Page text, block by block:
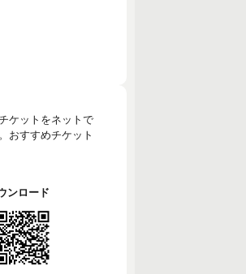
ケットをネットで
おすすめチケット
ンロード